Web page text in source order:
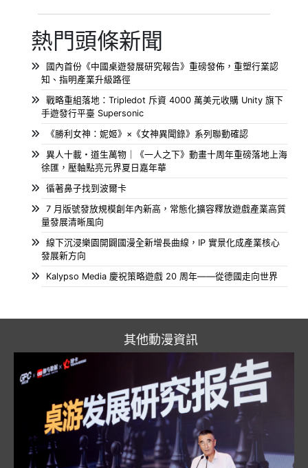
熱門頭條新聞
國內首份《中國桌遊發展研究報告》重磅發佈，重塑行業認
知、指明產業升級路徑
戰略重組落地：Tripledot 斥資 4000 萬美元收購 Unity 旗下
手遊發行平臺 Supersonic
《勝利女神：妮姬》×《女神異聞錄》系列聯動確認
異人十載・道生萬物｜《一人之下》動畫十周年重磅落地上海
徐匯，壓軸點亮元界夏日嘉年華
循著鼻子找到波爾卡
7 月版號發放規模創年內新高，常態化擴容釋放遊戲產業高質
量發展清晰風向
線下沉浸樂園開闢國漫全新增長曲線，IP 實景化成產業核心
發展新方向
Kalypso Media 慶祝策略遊戲 20 周年——從德國走向世界
其他動漫資訊